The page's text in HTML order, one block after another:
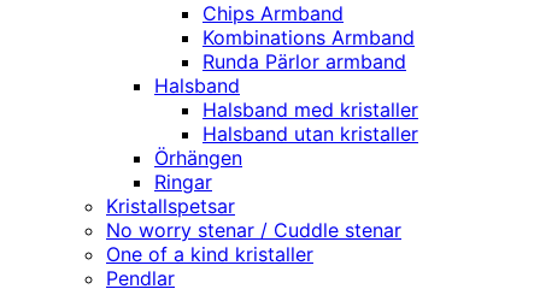
Chips Armband
Kombinations Armband
Runda Pärlor armband
Halsband
Halsband med kristaller
Halsband utan kristaller
Örhängen
Ringar
Kristallspetsar
No worry stenar / Cuddle stenar
One of a kind kristaller
Pendlar